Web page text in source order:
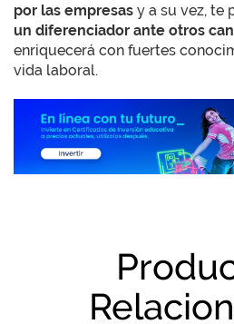
por las empresas y a su vez, te
un diferenciador ante otros
enriquecerá con fuertes
vida laboral.